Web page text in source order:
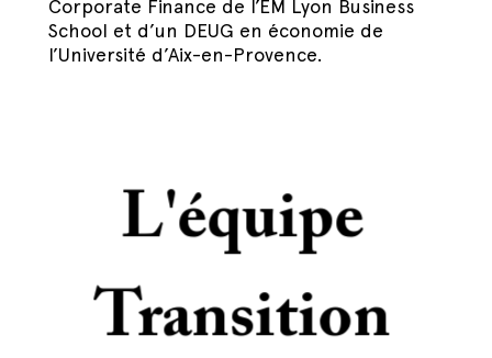
Corporate Finance de l’EM Lyon Business
School et d’un DEUG en économie de
l’Université d’Aix-en-Provence.
L'équipe
Transition